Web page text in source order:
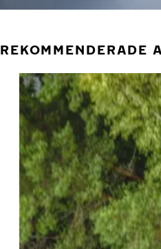
REKOMMENDERADE